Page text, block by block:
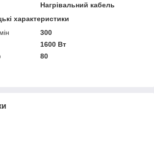
Нагрівальний кабель
характеристики
300
1600 Вт
80